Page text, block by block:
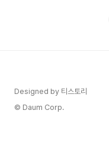
Designed by 티스토리
© Daum Corp.